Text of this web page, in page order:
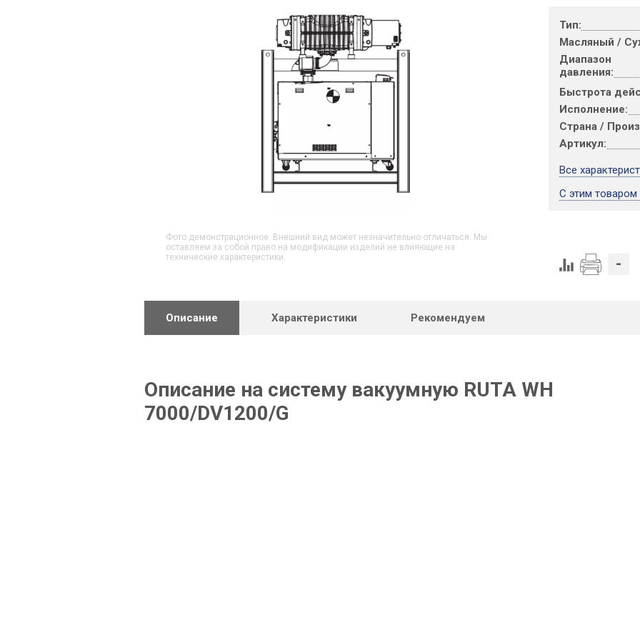
Фото демонстрационное. Внешний вид может незначительно отличаться. Мы
оставляем за собой право на модификации изделий не влияющие на
технические характеристики.
Тип:
Масляный /
Диапазон
давления:
Быстрота
Исполнение:
Страна /
Артикул:
Все
С этим
-
Описание Характеристики Рекомендуем
Описание на систему вакуумную RUTA WH
7000/DV1200/G